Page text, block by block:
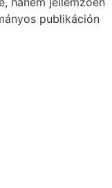
publikáción